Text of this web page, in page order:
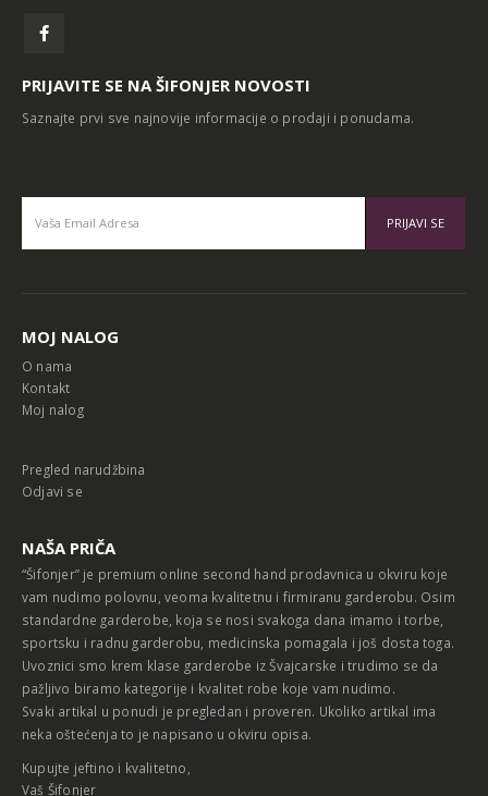
PRIJAVITE SE NA ŠIFONJER NOVOSTI
Alternative:
Kontakt
Moj nalog
Odjavi se
NAŠA PRIČA
vam nudimo polovnu, veoma kvalitetnu i firmiranu garderobu. Osim
standardne garderobe, koja se nosi svakoga dana imamo i torbe,
sportsku i radnu garderobu, medicinska pomagala i još dosta toga.
Uvoznici smo krem klase garderobe iz Švajcarske i trudimo se da
pažljivo biramo kategorije i kvalitet robe koje vam nudimo.
Svaki artikal u ponudi je pregledan i proveren. Ukoliko artikal ima
neka oštećenja to je napisano u okviru opisa.
Vaš Šifonjer